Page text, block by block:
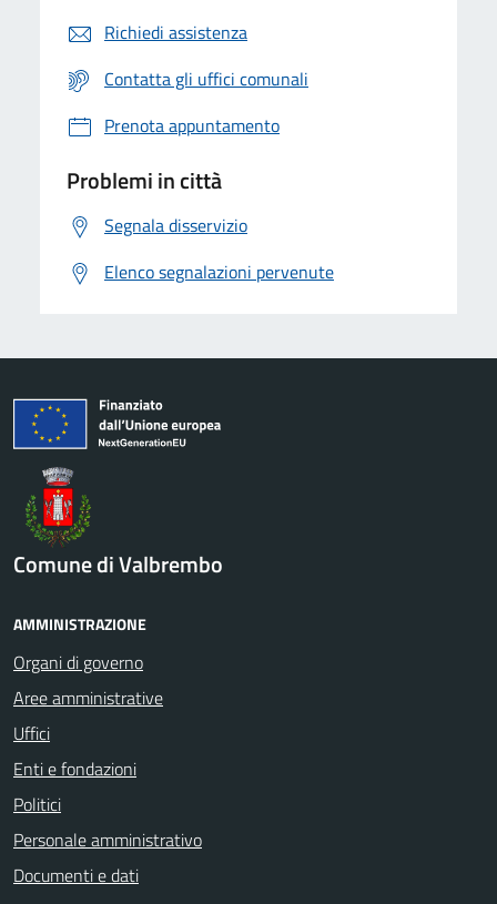
Richiedi assistenza
Contatta gli uffici comunali
Prenota appuntamento
Problemi in città
Segnala disservizio
Elenco segnalazioni pervenute
Comune di Valbrembo
AMMINISTRAZIONE
Organi di governo
Aree amministrative
Uffici
Enti e fondazioni
Politici
Personale amministrativo
Documenti e dati